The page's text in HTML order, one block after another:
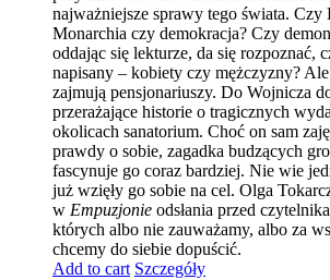
najważniejsze sprawy tego świata.
Monarchia czy demokracja? Czy
oddając się lekturze, da się rozpoznać,
napisany – kobiety czy mężczyzny?
zajmują pensjonariuszy. Do Wojnicza
przerażające historie o tragicznych
okolicach sanatorium. Choć on sam
prawdy o sobie, zagadka budzących
fascynuje go coraz bardziej. Nie wie
już wzięły go sobie na cel. Olga
w Empuzjonie odsłania przed
których albo nie zauważamy, albo za
chcemy do siebie dopuścić.
Add to cart Szczegóły